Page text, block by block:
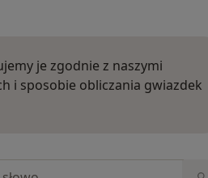
je zgodnie z naszymi
i sposobie obliczania gwiazdek